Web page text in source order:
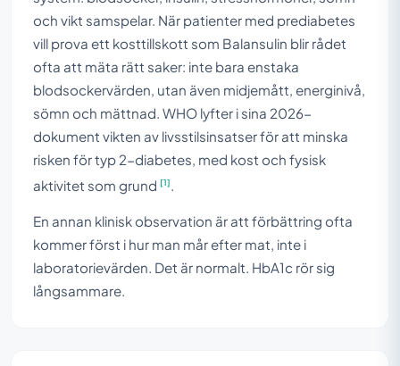
och vikt samspelar. När patienter med prediabetes
vill prova ett kosttillskott som Balansulin blir rådet
ofta att mäta rätt saker: inte bara enstaka
blodsockervärden, utan även midjemått, energinivå,
sömn och mättnad. WHO lyfter i sina 2026-
dokument vikten av livsstilsinsatser för att minska
risken för typ 2-diabetes, med kost och fysisk
aktivitet som grund [1]
En annan klinisk observation är att förbättring ofta
kommer först i hur man mår efter mat, inte i
laboratorievärden. Det är normalt. HbA1c rör sig
långsammare.